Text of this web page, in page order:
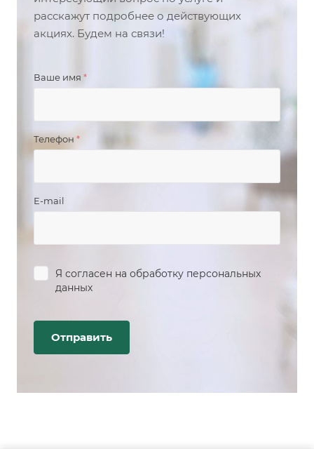
расскажут подробнее о действующих
акциях. Будем на связи!
Ваше имя *
Телефон *
E-mail
Я согласен на обработку персональных
данных